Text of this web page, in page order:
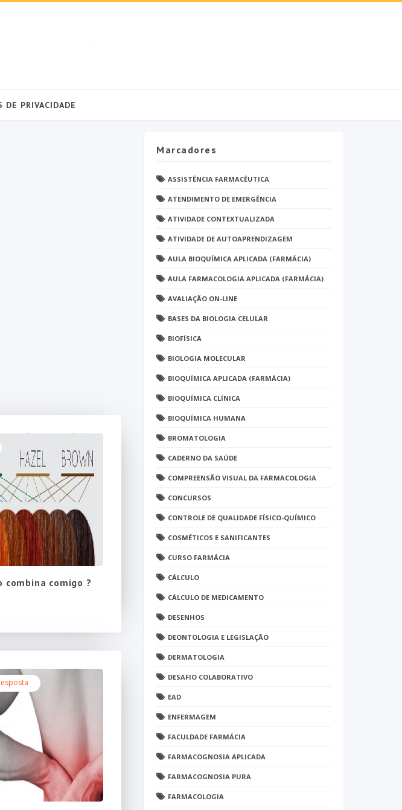
DE PRIVACIDADE
combina comigo ?
Marcadores
ASSISTÊNCIA FARMACÊUTICA
ATENDIMENTO DE EMERGÊNCIA
ATIVIDADE CONTEXTUALIZADA
ATIVIDADE DE AUTOAPRENDIZAGEM
AULA BIOQUÍMICA APLICADA (FARMÁCIA)
AULA FARMACOLOGIA APLICADA (FARMÁCIA)
AVALIAÇÃO ON-LINE
BASES DA BIOLOGIA CELULAR
BIOFÍSICA
BIOLOGIA MOLECULAR
BIOQUÍMICA APLICADA (FARMÁCIA)
BIOQUÍMICA CLÍNICA
BIOQUÍMICA HUMANA
BROMATOLOGIA
CADERNO DA SAÚDE
COMPREENSÃO VISUAL DA FARMACOLOGIA
CONCURSOS
CONTROLE DE QUALIDADE FÍSICO-QUÍMICO
COSMÉTICOS E SANIFICANTES
CURSO FARMÁCIA
CÁLCULO
CÁLCULO DE MEDICAMENTO
DESENHOS
DEONTOLOGIA E LEGISLAÇÃO
DERMATOLOGIA
DESAFIO COLABORATIVO
EAD
ENFERMAGEM
FACULDADE FARMÁCIA
FARMACOGNOSIA APLICADA
FARMACOGNOSIA PURA
FARMACOLOGIA